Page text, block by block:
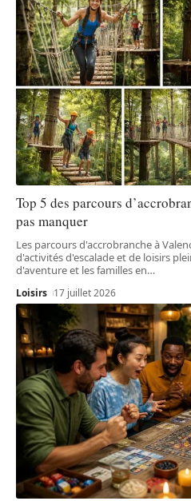
Top 5 des parcours
pas manquer
Les parcours d'accrobranche à
d'activités d'escalade et de loisirs
d'aventure et les familles en…
Loisirs 17 juillet 2026